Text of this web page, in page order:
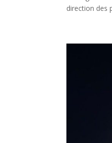
direction des